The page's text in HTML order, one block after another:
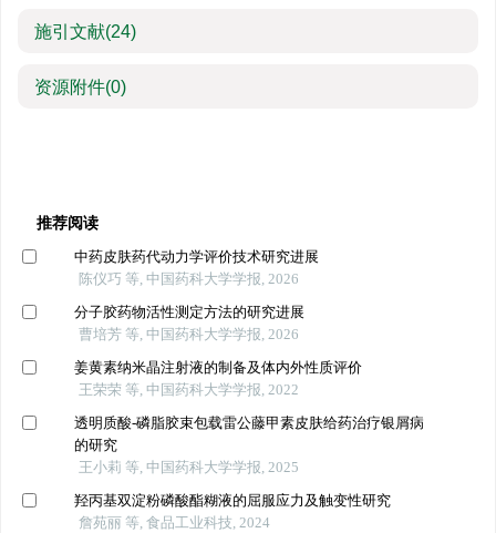
施引文献(24)
资源附件(0)
推荐阅读
中药皮肤药代动力学评价技术研究进展
陈仪巧 等, 中国药科大学学报, 2026
分子胶药物活性测定方法的研究进展
曹培芳 等, 中国药科大学学报, 2026
姜黄素纳米晶注射液的制备及体内外性质评价
王荣荣 等, 中国药科大学学报, 2022
透明质酸-磷脂胶束包载雷公藤甲素皮肤给药治疗银屑病
的研究
王小莉 等, 中国药科大学学报, 2025
羟丙基双淀粉磷酸酯糊液的屈服应力及触变性研究
詹苑丽 等, 食品工业科技, 2024